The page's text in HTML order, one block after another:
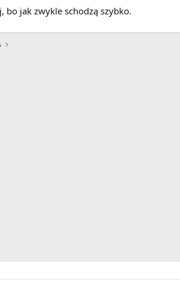
bo jak zwykle schodzą szybko.